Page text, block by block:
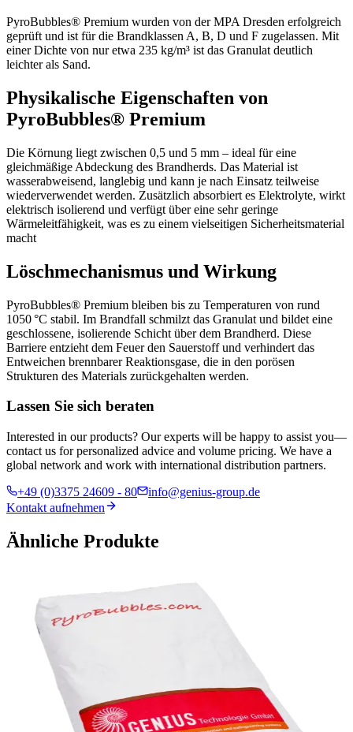
PyroBubbles® Premium wurden von der MPA Dresden erfolgreich
geprüft und ist für die Brandklassen A, B, D und F zugelassen. Mit
einer Dichte von nur etwa 235 kg/m³ ist das Granulat deutlich
leichter als Sand.
Physikalische Eigenschaften von
PyroBubbles® Premium
Die Körnung liegt zwischen 0,5 und 5 mm – ideal für eine
gleichmäßige Abdeckung des Brandherds. Das Material ist
wasserabweisend, langlebig und kann je nach Einsatz teilweise
wiederverwendet werden. Zusätzlich absorbiert es Elektrolyte, wirkt
elektrisch isolierend und verfügt über eine sehr geringe
Wärmeleitfähigkeit, was es zu einem vielseitigen Sicherheitsmaterial
macht
Löschmechanismus und Wirkung
PyroBubbles® Premium bleiben bis zu Temperaturen von rund
1050 °C stabil. Im Brandfall schmilzt das Granulat und bildet eine
geschlossene, isolierende Schicht über dem Brandherd. Diese
Barriere entzieht dem Feuer den Sauerstoff und verhindert das
Entweichen brennbarer Reaktionsgase, die in den porösen
Strukturen des Materials zurückgehalten werden.
Lassen Sie sich beraten
Interested in our products? Our experts will be happy to assist you—
contact us for personalized advice and volume pricing. We have a
global network and work with international distribution partners.
+49 (0)3375 24609 - 80
info@genius-group.de
Kontakt aufnehmen
Ähnliche Produkte